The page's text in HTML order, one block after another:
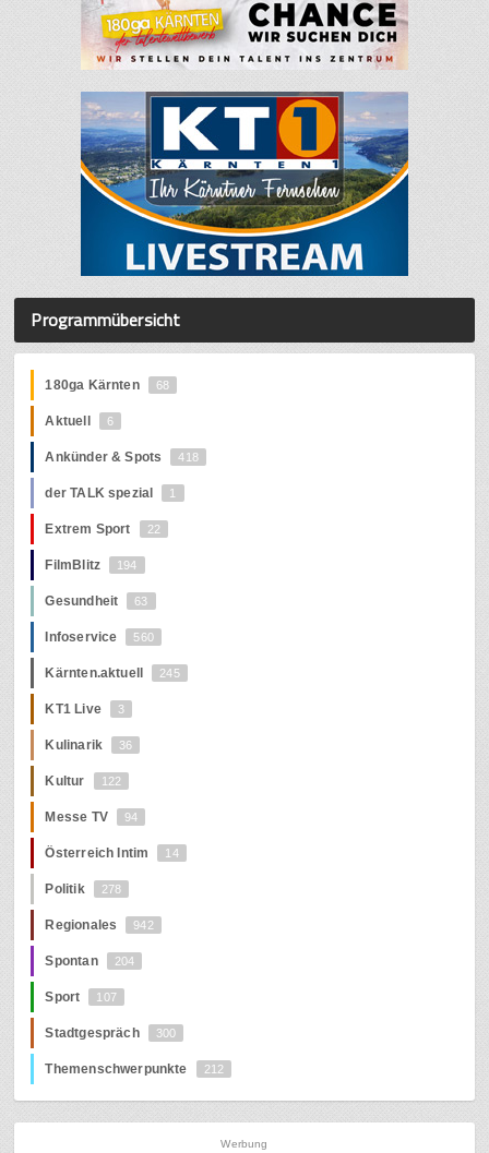
Programmübersicht
180ga Kärnten 68
Aktuell 6
Ankünder & Spots 418
der TALK spezial 1
Extrem Sport 22
FilmBlitz 194
Gesundheit 63
Infoservice 560
Kärnten.aktuell 245
KT1 Live 3
Kulinarik 36
Kultur 122
Messe TV 94
Österreich Intim 14
Politik 278
Regionales 942
Spontan 204
Sport 107
Stadtgespräch 300
Themenschwerpunkte 212
Werbung